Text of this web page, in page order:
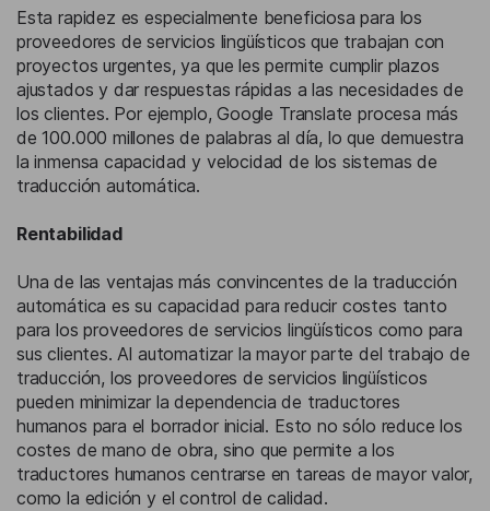
Esta rapidez es especialmente beneficiosa para los
proveedores de servicios lingüísticos que trabajan con
proyectos urgentes, ya que les permite cumplir plazos
ajustados y dar respuestas rápidas a las necesidades de
los clientes. Por ejemplo, Google Translate procesa más
de 100.000 millones de palabras al día, lo que demuestra
la inmensa capacidad y velocidad de los sistemas de
traducción automática.
Rentabilidad
Una de las ventajas más convincentes de la traducción
automática es su capacidad para reducir costes tanto
para los proveedores de servicios lingüísticos como para
sus clientes. Al automatizar la mayor parte del trabajo de
traducción, los proveedores de servicios lingüísticos
pueden minimizar la dependencia de traductores
humanos para el borrador inicial. Esto no sólo reduce los
costes de mano de obra, sino que permite a los
traductores humanos centrarse en tareas de mayor valor,
como la edición y el control de calidad.